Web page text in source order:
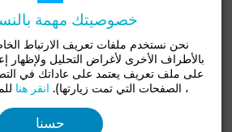
شاهد المزيد من الصور
خصوصيتك مهمة
نحن نستخدم ملفات تعريف الارتباط
بالأطراف الأخرى لأغراض التحليل ولإظهار
على ملف تعريف يعتمد على عاداتك في
، الصفحات التي تمت زيارتها). انقر هنا
حسنا